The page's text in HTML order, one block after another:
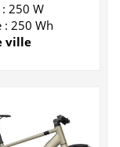
250 W
: 250 Wh
ville